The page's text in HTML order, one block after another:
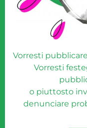
Vorresti pubblicare
Vorresti
o piuttosto
denunciare